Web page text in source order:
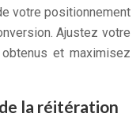
votre positionnement
Ajustez votre
et maximisez
la réitération